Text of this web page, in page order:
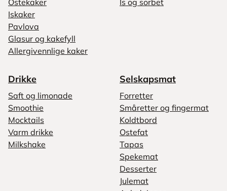
Ostekaker
Iskaker
Pavlova
Glasur og kakefyll
Allergivennlige kaker
Is og sorbet
Drikke
Saft og limonade
Smoothie
Mocktails
Varm drikke
Milkshake
Selskapsmat
Forretter
Småretter og fingermat
Koldtbord
Ostefat
Tapas
Spekemat
Desserter
Julemat